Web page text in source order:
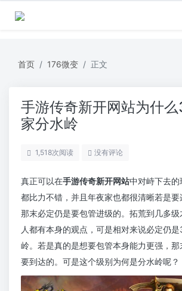
首页 176微变 正文
手游传奇新开网站为什
家分水岭
1,518次阅读 没有评论
真正可以在手游传奇新开网站中对峙下去的
都比力不错，并且年夜家也都很清晰若是要
那末必定仍是要包管进级的。拓荒到几多
人都有本身的观点，可是相对来说必定仍
岭。若是真的是想要包管本身能力更强，
要到达的。可是这个级别为何是分水岭呢？